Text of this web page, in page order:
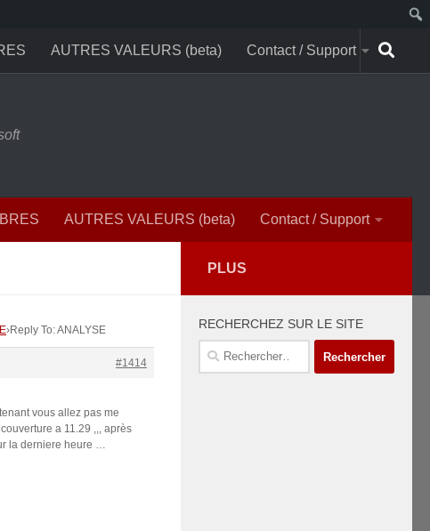
AUTRES VALEURS (beta) Contact / Support
AUTRES VALEURS (beta) Contact / Support
›Reply To: ANALYSE
#1414
vous allez pas me
a 11.29 ,,, après
la derniere heure …
PLUS
RECHERCHEZ SUR LE SITE
Rechercher :